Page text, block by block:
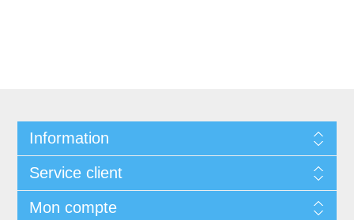
Information
Service client
Mon compte